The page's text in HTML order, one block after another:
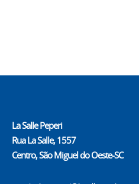
La Salle Peperi
Rua La Salle, 1557
Centro, São Miguel do Oeste-SC